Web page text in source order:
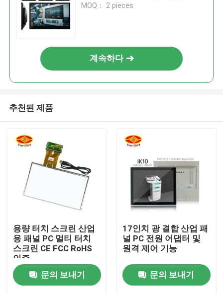
홈
제품 소개
MOQ： 2 pieces
계속하다
추천된 제품
용량 터치 스크린 산업
용 패널 PC 멀티 터치
스크린 CE FCC RoHS
인증
문의 보내기
17인치 광 결합 산업 패
널 PC 전원 어댑터 및
원격 제어 기능
문의 보내기